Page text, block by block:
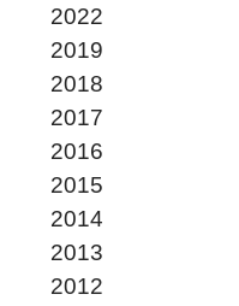
2022
2019
2018
2017
2016
2015
2014
2013
2012